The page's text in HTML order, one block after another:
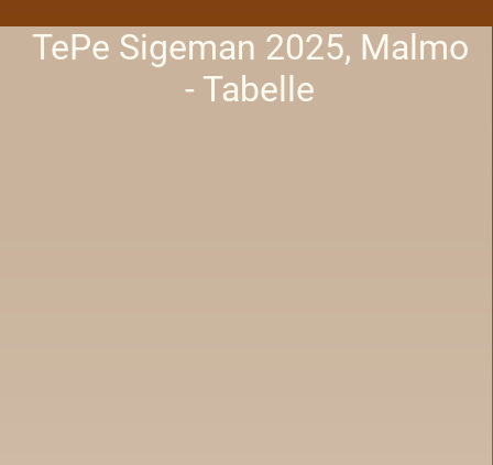
TePe Sigeman 2025, Malmo
- Tabelle